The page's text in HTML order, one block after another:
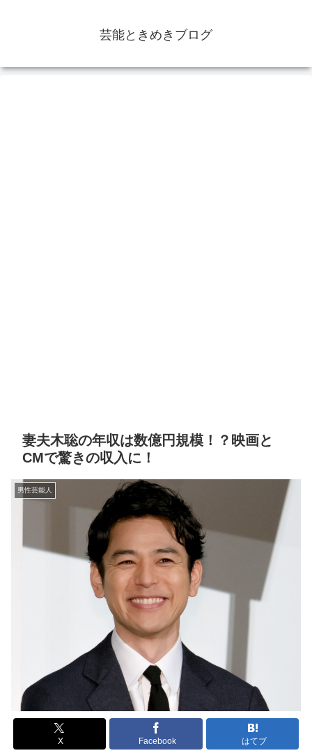
芸能ときめきブログ
妻夫木聡の年収は数億円規模！？映画と
CMで驚きの収入に！
男性芸能人
X Facebook はてブ